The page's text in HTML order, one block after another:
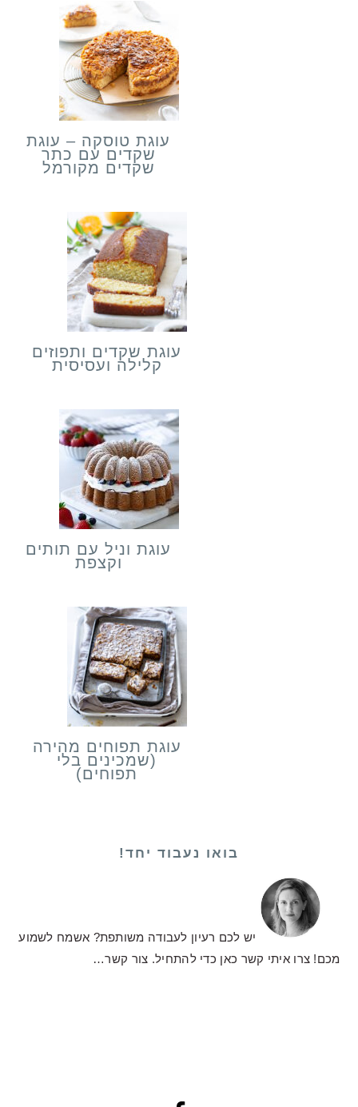
עוגת טוסקה – עוגת
שקדים עם כתר
שקדים מקורמל
עוגת שקדים ותפוזים
קלילה ועסיסית
עוגת וניל עם תותים
וקצפת
עוגת תפוחים מהירה
(שמכינים בלי
תפוחים)
בואו נעבוד יחד!
יש לכם רעיון לעבודה משותפת? אשמח לשמוע
מכם! צרו איתי קשר כאן כדי להתחיל. צור קשר…